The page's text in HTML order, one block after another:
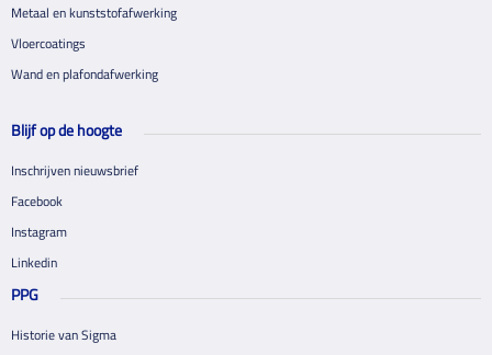
Metaal en kunststofafwerking
Vloercoatings
Wand en plafondafwerking
Blijf op de hoogte
Inschrijven nieuwsbrief
Facebook
Instagram
Linkedin
PPG
Historie van Sigma